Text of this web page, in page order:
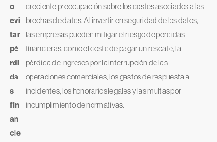
o
evi
tar
pé
rdi
da
s
fin
an
cie
creciente preocupación sobre los costes asociados a las
brechas de datos. Al invertir en seguridad de los datos,
las empresas pueden mitigar el riesgo de pérdidas
financieras, como el coste de pagar un rescate, la
pérdida de ingresos por la interrupción de las
operaciones comerciales, los gastos de respuesta a
incidentes, los honorarios legales y las multas por
incumplimiento de normativas.